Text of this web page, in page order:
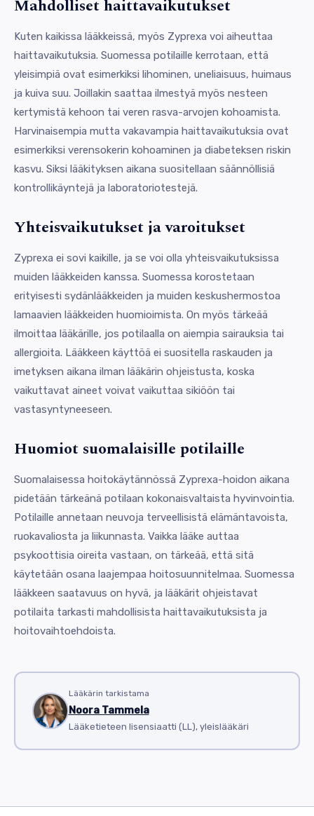
Mahdolliset haittavaikutukset
Kuten kaikissa lääkkeissä, myös Zyprexa voi aiheuttaa
haittavaikutuksia. Suomessa potilaille kerrotaan, että
yleisimpiä ovat esimerkiksi lihominen, uneliaisuus, huimaus
ja kuiva suu. Joillakin saattaa ilmestyä myös nesteen
kertymistä kehoon tai veren rasva-arvojen kohoamista.
Harvinaisempia mutta vakavampia haittavaikutuksia ovat
esimerkiksi verensokerin kohoaminen ja diabeteksen riskin
kasvu. Siksi lääkityksen aikana suositellaan säännöllisiä
kontrollikäyntejä ja laboratoriotestejä.
Yhteisvaikutukset ja varoitukset
Zyprexa ei sovi kaikille, ja se voi olla yhteisvaikutuksissa
muiden lääkkeiden kanssa. Suomessa korostetaan
erityisesti sydänlääkkeiden ja muiden keskushermostoa
lamaavien lääkkeiden huomioimista. On myös tärkeää
ilmoittaa lääkärille, jos potilaalla on aiempia sairauksia tai
allergioita. Lääkkeen käyttöä ei suositella raskauden ja
imetyksen aikana ilman lääkärin ohjeistusta, koska
vaikuttavat aineet voivat vaikuttaa sikiöön tai
vastasyntyneeseen.
Huomiot suomalaisille potilaille
Suomalaisessa hoitokäytännössä Zyprexa-hoidon aikana
pidetään tärkeänä potilaan kokonaisvaltaista hyvinvointia.
Potilaille annetaan neuvoja terveellisistä elämäntavoista,
ruokavaliosta ja liikunnasta. Vaikka lääke auttaa
psykoottisia oireita vastaan, on tärkeää, että sitä
käytetään osana laajempaa hoitosuunnitelmaa. Suomessa
lääkkeen saatavuus on hyvä, ja lääkärit ohjeistavat
potilaita tarkasti mahdollisista haittavaikutuksista ja
hoitovaihtoehdoista.
Lääkärin tarkistama
Noora Tammela
Lääketieteen lisensiaatti (LL), yleislääkäri